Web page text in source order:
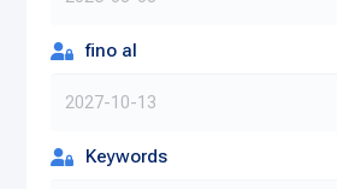
fino al
Keywords